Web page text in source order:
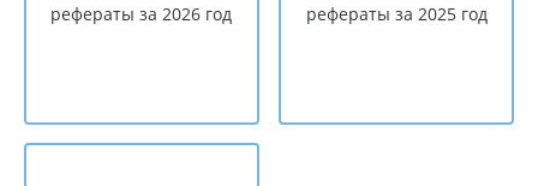
рефераты за 2026 год рефераты за 2025 год